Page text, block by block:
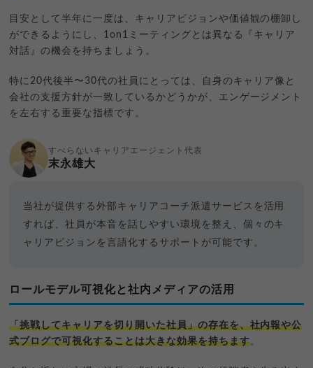
目安として半年に一度は、キャリアビジョンや価値観の棚卸し
ができるようにし、1on1ミーティングとは異なる『キャリア
対話』の機会を持ちましょう。
特に20代後半〜30代の社員にとっては、自身のキャリア像と
会社の支援方針が一致しているかどうかが、エンゲージメント
を左右する重要な指標です。
すべらないキャリアエージェント代表
末永雄大
当社が提供する外部キャリアコーチ派遣サービスを活用
すれば、社員が本音を話しやすい環境を整え、個々のキ
ャリアビジョンを言語化するサポートが可能です。
ロールモデル可視化と社内メディアの活用
「挑戦してキャリアを切り開いた社員」の存在を、社内報や公
式ブログで可視化することは大きな効果を持ちます。